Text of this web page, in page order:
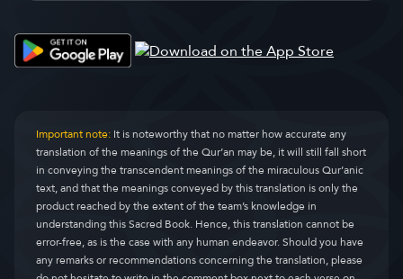
Important note:It is noteworthy that no matter how accurate any
translation of the meanings of the Qur’an may be, it will still fall short
in conveying the transcendent meanings of the miraculous Qur’anic
text, and that the meanings conveyed by this translation is only the
product reached by the extent of the team’s knowledge in
understanding this Sacred Book. Hence, this translation cannot be
error-free, as is the case with any human endeavor. Should you have
any remarks or recommendations concerning the translation, please